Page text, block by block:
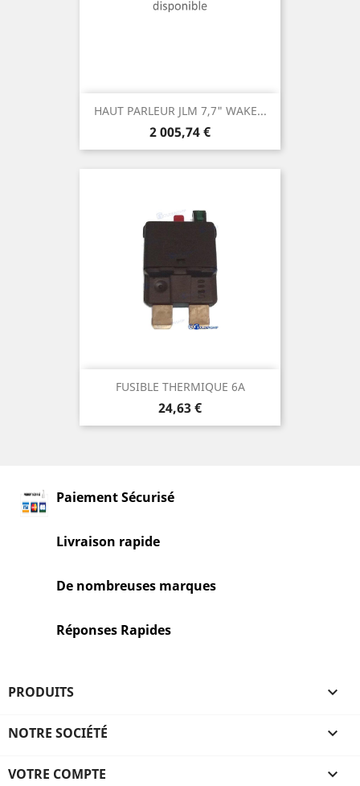
HAUT PARLEUR JLM 7,7" WAKE...
Prix
2 005,74 €
FUSIBLE THERMIQUE 6A
Prix
24,63 €
Paiement Sécurisé
Livraison rapide
De nombreuses marques
Réponses Rapides
PRODUITS 
NOTRE SOCIÉTÉ 
VOTRE COMPTE 